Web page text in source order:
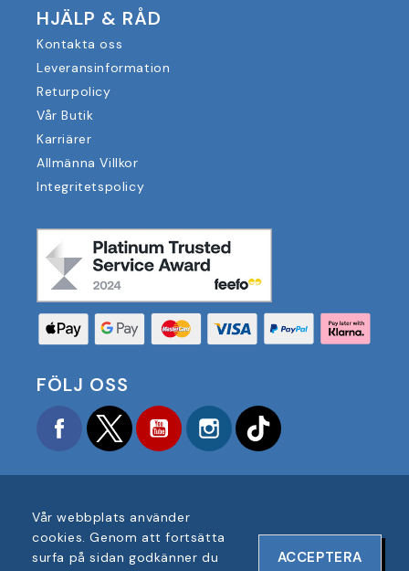
HJÄLP & RÅD
Kontakta oss
Leveransinformation
Returpolicy
Vår Butik
Karriärer
Allmänna Villkor
Integritetspolicy
FÖLJ OSS
FacebookTwitter YouTubeInstagram
COPYRIGHT © 2025 FOOTBALL AMERICA UK ALLA
RÄTTIGHETER FÖRBEHÅLLNA
Vår webbplats använder
cookies. Genom att fortsätta
surfa på sidan godkänner du
ACCEPTERA